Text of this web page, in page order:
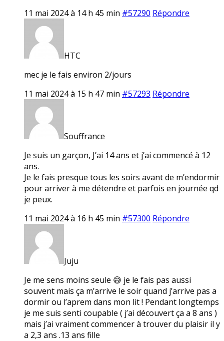
11 mai 2024 à 14 h 45 min #57290 Répondre
HTC
mec je le fais environ 2/jours
11 mai 2024 à 15 h 47 min #57293 Répondre
Souffrance
Je suis un garçon, J’ai 14 ans et j’ai commencé à 12
ans.
Je le fais presque tous les soirs avant de m’endormir
pour arriver à me détendre et parfois en journée qd
je peux.
11 mai 2024 à 16 h 45 min #57300 Répondre
Juju
Je me sens moins seule 😅 je le fais pas aussi
souvent mais ça m’arrive le soir quand j’arrive pas a
dormir ou l’aprem dans mon lit ! Pendant longtemps
je me suis senti coupable ( j’ai découvert ça a 8 ans )
mais j’ai vraiment commencer à trouver du plaisir il y
a 2,3 ans .13 ans fille